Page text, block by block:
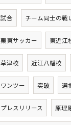
試合 チーム同士の戦
栗東サッカー 東近江
草津校 近江八幡校
ワンツー 突破 選
プレスリリース 原理